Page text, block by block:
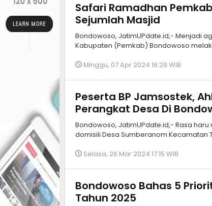
Safari Ramadhan
Sejumlah Masjid
Bondowoso, JatimUPdate.id,- Menjadi
Kabupaten (Pemkab) Bondowoso
Minggu, 07 Apr 2024 16:29 WIB
Peserta BP Jamsostek,
Perangkat Desa Di
Bondowoso, JatimUPdate.id,- Rasa
domisili Desa Sumberanom Kecamatan
Selasa, 26 Mar 2024 17:15 WIB
Bondowoso Bahas 5
Tahun 2025